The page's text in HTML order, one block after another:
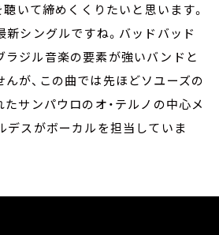
いて締めくくりたいと思います。
シングルですね。バッドバッド
ラジル音楽の要素が強いバンドと
が、この曲では先ほどソユーズの
たサンパウロのオ・テルノの中心メ
デスがボーカルを担当していま